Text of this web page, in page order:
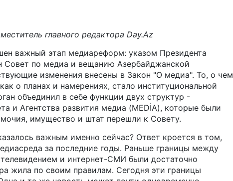
главного редактора Day.Az
важный этап медиареформ: указом Президента
Совет по медиа и вещанию Азербайджанской
изменения внесены в Закон "О медиа". То, о чем
о планах и намерениях, стало институциональной
объединил в себе функции двух структур -
и Агентства развития медиа (MEDİA), которые были
имущество и штат перешли к Совету.
важным именно сейчас? Ответ кроется в том,
за последние годы. Раньше границы между
и интернет-СМИ были достаточно
жила по своим правилам. Сегодня эти границы